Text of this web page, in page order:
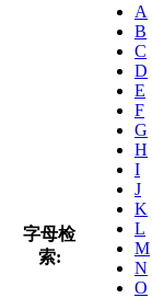
字母检
索:
A
B
C
D
E
F
G
H
I
J
K
L
M
N
O